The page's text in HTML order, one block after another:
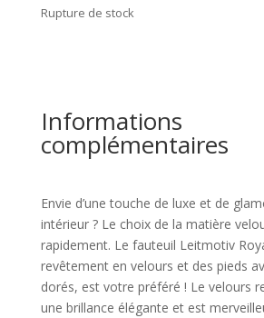
Rupture de stock
Informations
complémentaires
Envie d’une touche de luxe et de
intérieur ? Le choix de la matière
rapidement. Le fauteuil Leitmotiv
revêtement en velours et des pieds
dorés, est votre préféré ! Le velours
une brillance élégante et est